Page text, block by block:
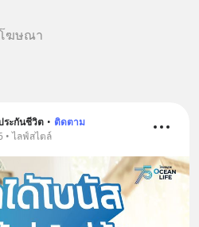
📣
ลับยาก ผมอยากแนะนำ
เสริมอาหาร Diip CBD ช่วย
ความเครียด ลดความวิตกกังวล
ผ่อนคลาย ซึ่งช่วยให้การนอน
ะสิทธิภาพมากยิ่งขึ้น 📍 สนใจ
ฆษณา
ระกันชีวิต • ติดตาม
• ไลฟ์สไตล์